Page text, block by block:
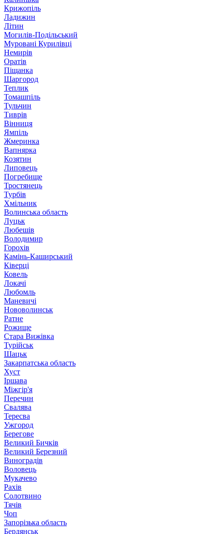
Крижопіль
Ладижин
Літин
Могилів-Подільський
Муровані Курилівці
Немирів
Оратів
Піщанка
Шаргород
Теплик
Томашпіль
Тульчин
Тиврів
Вінниця
Ямпіль
Жмеринка
Вапнярка
Козятин
Липовець
Погребище
Тростянець
Турбів
Хмільник
Волинська область
Луцьк
Любешів
Володимир
Горохів
Камінь-Каширський
Ківерці
Ковель
Локачі
Любомль
Маневичі
Нововолинськ
Ратне
Рожище
Стара Вижівка
Турійськ
Шацьк
Закарпатська область
Хуст
Іршава
Міжгір'я
Перечин
Свалява
Тересва
Ужгород
Берегове
Великий Бичків
Великий Березний
Виноградів
Воловець
Мукачево
Рахів
Солотвино
Тячів
Чоп
Запорізька область
Бердянськ